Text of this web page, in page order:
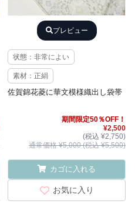
プレビュー
状態：非常によい
素材：正絹
佐賀錦花菱に華文模様織出し袋帯
期間限定50％OFF！
¥2,500
(税込 ¥2,750)
通常価格 ¥5,000 (税込 ¥5,500)
カゴに入れる
お気に入り